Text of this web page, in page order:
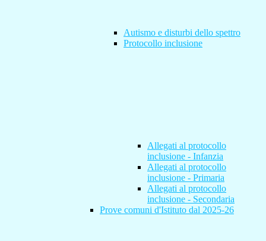
Autismo e disturbi dello spettro
Protocollo inclusione
Allegati al protocollo
inclusione - Infanzia
Allegati al protocollo
inclusione - Primaria
Allegati al protocollo
inclusione - Secondaria
Prove comuni d'Istituto dal 2025-26